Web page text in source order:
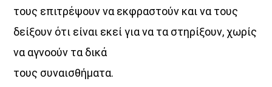
τους επιτρέψουν να εκφραστούν και να τους
δείξουν ότι είναι εκεί για να τα στηρίξουν, χωρίς
να αγνοούν τα δικά
τους συναισθήματα.